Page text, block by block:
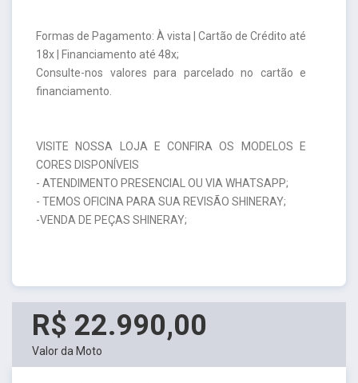
Formas de Pagamento: À vista | Cartão de Crédito até
18x | Financiamento até 48x;
Consulte-nos valores para parcelado no cartão e
financiamento.
VISITE NOSSA LOJA E CONFIRA OS MODELOS E
CORES DISPONÍVEIS
- ATENDIMENTO PRESENCIAL OU VIA WHATSAPP;
- TEMOS OFICINA PARA SUA REVISÃO SHINERAY;
-VENDA DE PEÇAS SHINERAY;
R$ 22.990,00
Valor da Moto